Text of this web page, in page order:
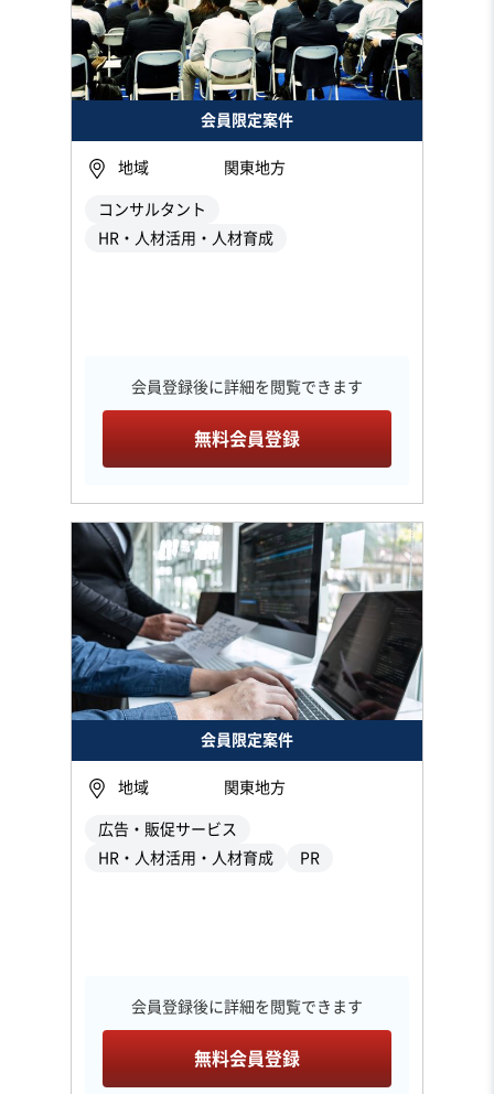
会員限定案件
地域 関東地方
コンサルタント
HR・人材活用・人材育成
会員登録後に詳細を閲覧できます
無料会員登録
会員限定案件
地域 関東地方
広告・販促サービス
HR・人材活用・人材育成
PR
会員登録後に詳細を閲覧できます
無料会員登録